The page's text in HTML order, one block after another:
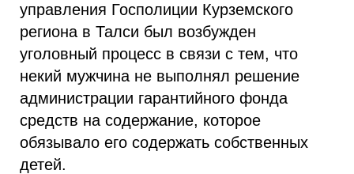
управления Госполиции Курземского
региона в Талси был возбужден
уголовный процесс в связи с тем, что
некий мужчина не выполнял решение
администрации гарантийного фонда
средств на содержание, которое
обязывало его содержать собственных
детей.